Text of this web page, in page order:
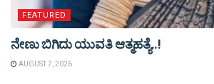
FEATURED
ನೇಣು ಬಿಗಿದು ಯುವತಿ ಆತ್ಮಹತ್ಯೆ..!
AUGUST 7, 2026